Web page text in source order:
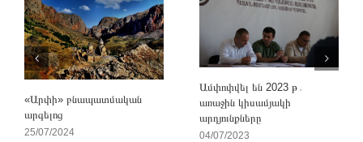
«Արփի» բնապատմական
արգելոց
25/07/2024
Ամփոփվել են 2023 թ․
առաջին կիսամյակի
արդյունքները
04/07/2023